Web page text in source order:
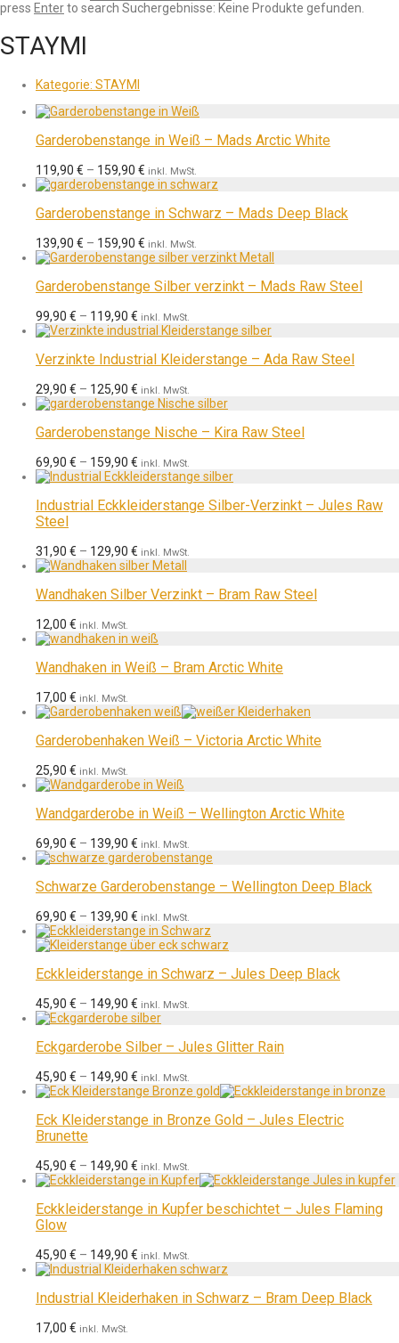
press Enterto search Suchergebnisse: Keine Produkte gefunden.
STAYMI
Kategorie: STAYMI
Garderobenstange in Weiß – Mads Arctic White
119,90 € – 159,90 € inkl. MwSt.
Garderobenstange in Schwarz – Mads Deep Black
139,90 € – 159,90 € inkl. MwSt.
Garderobenstange Silber verzinkt – Mads Raw Steel
99,90 € – 119,90 € inkl. MwSt.
Verzinkte Industrial Kleiderstange – Ada Raw Steel
29,90 € – 125,90 € inkl. MwSt.
Garderobenstange Nische – Kira Raw Steel
69,90 € – 159,90 € inkl. MwSt.
Industrial Eckkleiderstange Silber-Verzinkt – Jules Raw
Steel
31,90 € – 129,90 € inkl. MwSt.
Wandhaken Silber Verzinkt – Bram Raw Steel
12,00 € inkl. MwSt.
Wandhaken in Weiß – Bram Arctic White
17,00 € inkl. MwSt.
Garderobenhaken Weiß – Victoria Arctic White
25,90 € inkl. MwSt.
Wandgarderobe in Weiß – Wellington Arctic White
69,90 € – 139,90 € inkl. MwSt.
Schwarze Garderobenstange – Wellington Deep Black
69,90 € – 139,90 € inkl. MwSt.
Eckkleiderstange in Schwarz – Jules Deep Black
45,90 € – 149,90 € inkl. MwSt.
Eckgarderobe Silber – Jules Glitter Rain
45,90 € – 149,90 € inkl. MwSt.
Eck Kleiderstange in Bronze Gold – Jules Electric
Brunette
45,90 € – 149,90 € inkl. MwSt.
Eckkleiderstange in Kupfer beschichtet – Jules Flaming
Glow
45,90 € – 149,90 € inkl. MwSt.
Industrial Kleiderhaken in Schwarz – Bram Deep Black
17,00 € inkl. MwSt.